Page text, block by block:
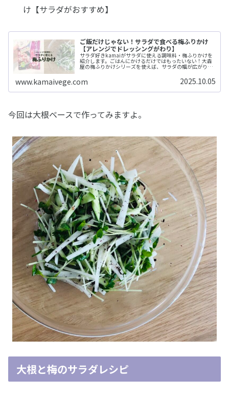
け【サラダがおすすめ】
ご飯だけじゃない！サラダで食べる梅ふりかけ
【アレンジでドレッシングがわり】
サラダ好きkamaiがサラダに使える調味料・梅ふりかけを
紹介します。ごはんにかけるだけではもったいない！大森
屋の梅ふりかけシリーズを使えば、サラダの幅が広がりま
www.kamaivege.com 2025.10.05
今回は大根ベースで作ってみますよ。
大根と梅のサラダレシピ